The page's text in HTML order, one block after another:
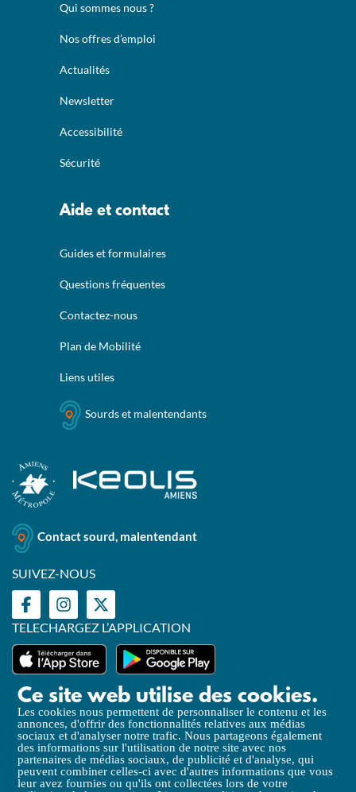
Ce site web utilise des cookies.
Les cookies nous permettent de personnaliser le contenu et les
annonces, d'offrir des fonctionnalités relatives aux médias
sociaux et d'analyser notre trafic. Nous partageons également
des informations sur l'utilisation de notre site avec nos
partenaires de médias sociaux, de publicité et d'analyse, qui
peuvent combiner celles-ci avec d'autres informations que vous
leur avez fournies ou qu'ils ont collectées lors de votre
Qui sommes nous ?
Nos offres d’emploi
Actualités
Newsletter
Accessibilité
Sécurité
Aide et contact
Guides et formulaires
Questions fréquentes
Contactez-nous
Plan de Mobilité
Liens utiles
Sourds et malentendants
Contact sourd, malentendant
SUIVEZ-NOUS
TELECHARGEZ L’APPLICATION
Mentions légales
Politique de Confidentialité
Politique de gestion des cookies